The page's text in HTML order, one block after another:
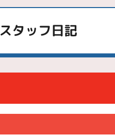
スタッフ日記